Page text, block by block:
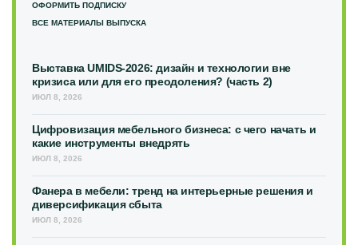
ОФОРМИТЬ ПОДПИСКУ
ВСЕ МАТЕРИАЛЫ ВЫПУСКА
Выставка UMIDS-2026: дизайн и технологии вне
кризиса или для его преодоления? (часть 2)
ИЮЛ 8, 2026
Цифровизация мебельного бизнеса: с чего начать и
какие инструменты внедрять
ИЮЛ 8, 2026
Фанера в мебели: тренд на интерьерные решения и
диверсификация сбыта
ИЮЛ 8, 2026